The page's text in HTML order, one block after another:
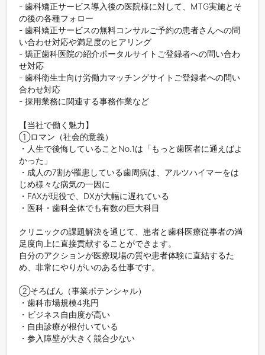
- 歯科矯正サービス導入後の医院様に対して、MTG実施とそ
の後の各種フォロー
- 歯科矯正サービスの無料コンサルご予約の患者さんへの問
い合わせ対応や満足度のヒアリング
- 矯正歯科医院の紹介ポータルサイトご登録者への問い合わ
せ対応
- 歯科衛生士向け労働力マッチングサイトご登録者への問い
合わせ対応
- 採用業務に関連する事務作業など
【当社で働く魅力】
①ロマン（社会的意義）
・人生で後悔していることNo.1は「もっと歯医者に通えばよ
かった」
・成人の7割が罹患している歯周病は、アルツハイマーをは
じめ様々な病気の一因に
・FAXが現役で、DXが大幅に遅れている
・医科・歯科全体でも有数の巨大科目
クリニックの課題解決を通じて、患者と歯科医療従事者の満
足度向上に直接貢献することができます。
自分のアクションが医療現場の質や患者体験に直結するた
め、非常にやりがいのある仕事です。
②そろばん（事業ポテンシャル）
・歯科市場規模4兆円
・ビジネス自由度が高い
・自由診療が根付いている
・参入障壁が大きく競合少ない